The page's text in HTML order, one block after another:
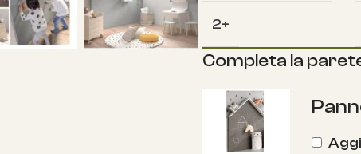
2+
Completa la